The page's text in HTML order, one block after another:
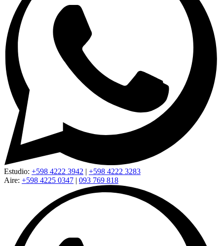
Estudio: +598 4222 3942 | +598 4222 3283
Aire: +598 4225 0347 | 093 769 818